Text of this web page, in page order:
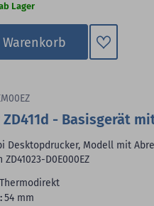
Lager
Zum
- Basisgerät
Desktopdrucker, Modell mit
D0E000EZ
Thermodirekt
54 mm